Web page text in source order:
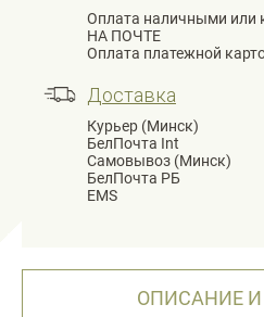
Оплата наличными или
НА ПОЧТЕ
Оплата платежной
Доставка
Курьер (Минск)
БелПочта Int
Самовывоз (Минск)
БелПочта РБ
EMS
ОПИСАНИЕ